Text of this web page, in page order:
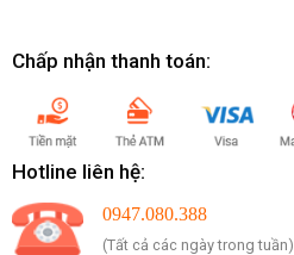
Chấp nhận thanh toán:
Hotline liên hệ:
0947.080.388
(Tất cả các ngày trong tuần)